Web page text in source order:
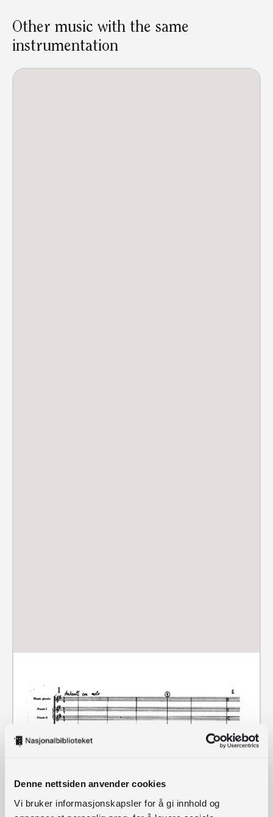
Denne nettsiden anvender cookies
Vi bruker informasjonskapsler for å gi innhold og
Other music with the same
instrumentation